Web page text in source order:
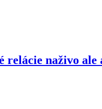
relácie naživo